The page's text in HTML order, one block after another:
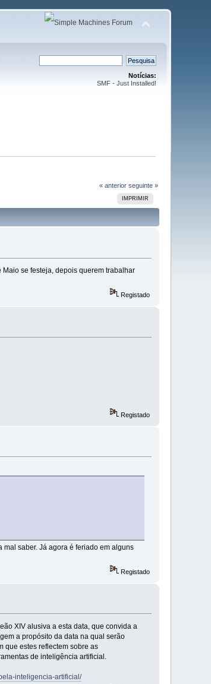
Notícias:
SMF - Just Installed!
« anterior seguinte »
IMPRIMIR
se festeja, depois querem trabalhar
Registado
Registado
saber. Já agora é feriado em alguns
Registado
XIV alusiva a esta data, que convida a
a propósito da data na qual serão
que estes reflectem sobre as
de inteligência artificial.
inteligencia-artificial/